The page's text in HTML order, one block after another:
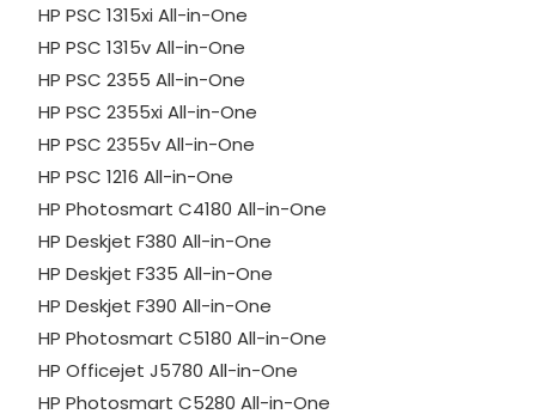
HP PSC 1315xi All-in-One
HP PSC 1315v All-in-One
HP PSC 2355 All-in-One
HP PSC 2355xi All-in-One
HP PSC 2355v All-in-One
HP PSC 1216 All-in-One
HP Photosmart C4180 All-in-One
HP Deskjet F380 All-in-One
HP Deskjet F335 All-in-One
HP Deskjet F390 All-in-One
HP Photosmart C5180 All-in-One
HP Officejet J5780 All-in-One
HP Photosmart C5280 All-in-One